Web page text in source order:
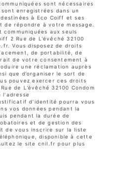
sont nécessaires
enregistrées dans un
à Eco Coiff et ses
répondre à votre message.
aux seuls
2 Rue de L’évêché 32100
Vous disposez de droits
de portabilité, de
de votre consentement à
une réclamation auprès
que d’organiser le sort de
pouvez exercer ces droits
de L’évêché 32100 Condom
l'adresse
d'identité pourra vous
vos données pendant la
pendant la durée de
et de gestion des
de vous inscrire sur la liste
disponible à cette
le site cnil.fr pour plus